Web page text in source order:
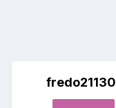
fredo21130